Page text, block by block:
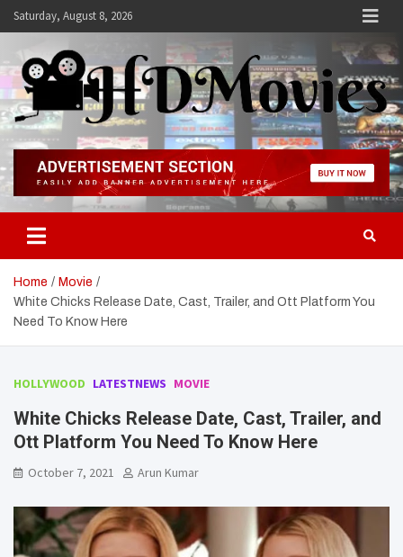
SkipSaturday, August 8, 2026
Hdmovies
Home
Movie
White Chicks Release Date, Cast, Trailer, and Ott Platform You
Need To Know Here
HOLLYWOOD LATESTNEWS MOVIE
White Chicks Release Date, Cast, Trailer, and
Ott Platform You Need To Know Here
October 7, 2021 Arun Kumar